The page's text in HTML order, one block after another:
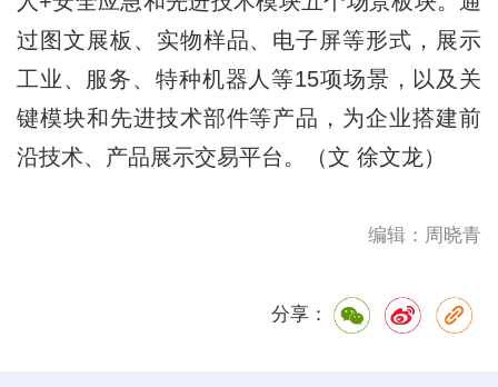
过图文展板、实物样品、电子屏等形式，展示
工业、服务、特种机器人等15项场景，以及关
键模块和先进技术部件等产品，为企业搭建前
沿技术、产品展示交易平台。（文 徐文龙）
编辑：周晓青
分享：